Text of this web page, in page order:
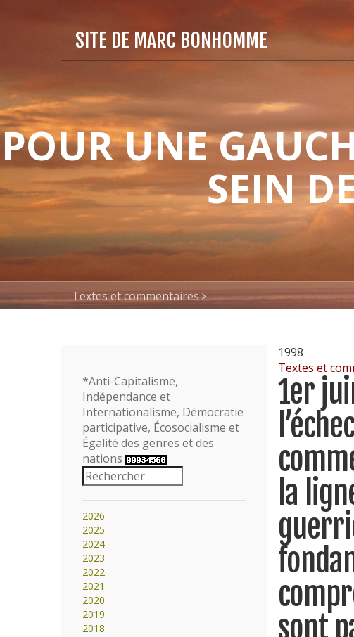
SITE DE MARC BONHOMME
POUR UNE
SEIN
Textes et commentaires
1998
Textes et
1er
la
sont
*Anti-Capitalisme,
Indépendance et
Internationalisme, Démocratie
participative, Écosocialisme et
Égalité des genres et des
nations
2026
2025
2024
2023
2022
2021
2020
2019
2018